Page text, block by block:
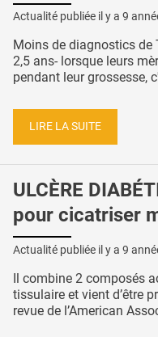
Actualité publiée il y a 9
Moins de diagnostics de
2,5 ans- lorsque leurs
pendant leur grossesse,
LIRE LA SUITE
ULCÈRE
pour cicatriser
Actualité publiée il y a 9
Il combine 2 composés
tissulaire et vient d’être
revue de l’American